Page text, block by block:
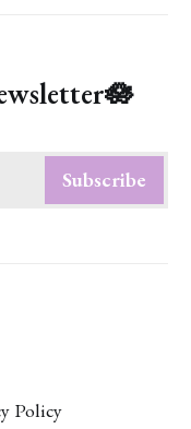
Subscribe
Policy